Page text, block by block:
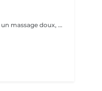
Une expérience de bien-être unique associant un massage doux, des huiles aromatiques et les sons apaisants des bols chantants tibétains. Les vibrations harmonieuses et les tonalités relaxantes créent une atmosphère immersive propice à la détente et à la déconnexion du quotidien.